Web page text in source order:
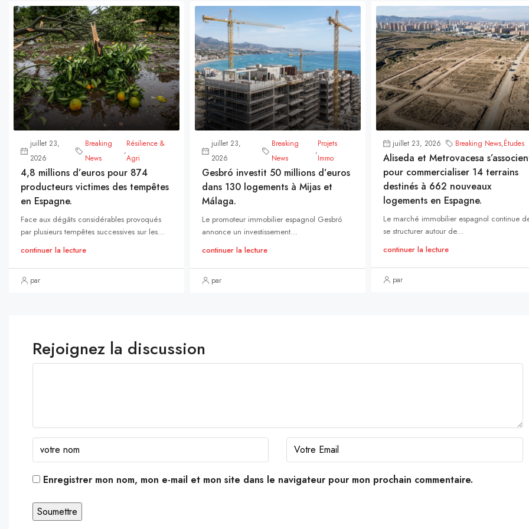
juillet 23,
2026
Breaking
News
,
Résilience &
Agri
4,8 millions d’euros pour 874
producteurs victimes des tempêtes
en Espagne.
Face aux dégâts considérables provoqués
par plusieurs tempêtes successives sur les...
continuer la lecture
par
juillet 23,
2026
Breaking
News
,
Projets
Immo
Gesbró investit 50 millions d’euros
dans 130 logements à Mijas et
Málaga.
Le promoteur immobilier espagnol Gesbró
annonce un investissement...
continuer la lecture
par
juillet 23, 2026 Breaking News,Études
Aliseda et Metrovacesa
pour commercialiser 14 terrains
destinés à 662 nouveaux
logements en Espagne.
Le marché immobilier espagnol continue
se structurer autour de...
continuer la lecture
par
Rejoignez la discussion
Enregistrer mon nom, mon e-mail et mon site dans le navigateur pour mon prochain commentaire.